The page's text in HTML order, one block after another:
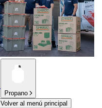
Propano
Volver al menú principal